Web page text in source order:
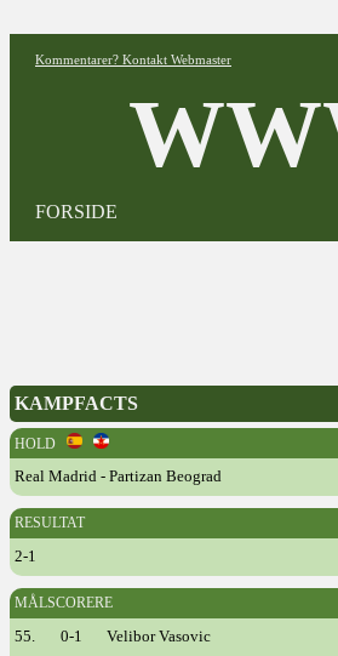
Kommentarer? Kontakt Webmaster
FORSIDE
KAMPFACTS
HOLD
Real Madrid - Partizan Beograd
RESULTAT
2-1
MÅLSCORERE
55. 0-1 Velibor Vasovic